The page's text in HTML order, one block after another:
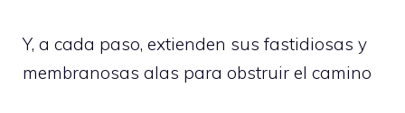
Y, a cada paso, extienden sus fastidiosas y
membranosas alas para obstruir el camino